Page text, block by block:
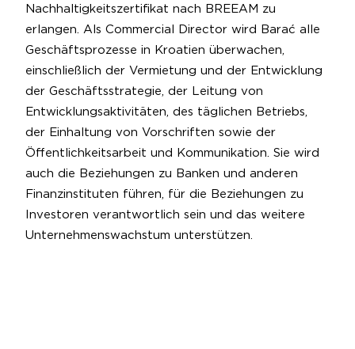
Nachhaltigkeitszertifikat nach BREEAM zu
erlangen. Als Commercial Director wird Barać alle
Geschäftsprozesse in Kroatien überwachen,
einschließlich der Vermietung und der Entwicklung
der Geschäftsstrategie, der Leitung von
Entwicklungsaktivitäten, des täglichen Betriebs,
der Einhaltung von Vorschriften sowie der
Öffentlichkeitsarbeit und Kommunikation. Sie wird
auch die Beziehungen zu Banken und anderen
Finanzinstituten führen, für die Beziehungen zu
Investoren verantwortlich sein und das weitere
Unternehmenswachstum unterstützen.